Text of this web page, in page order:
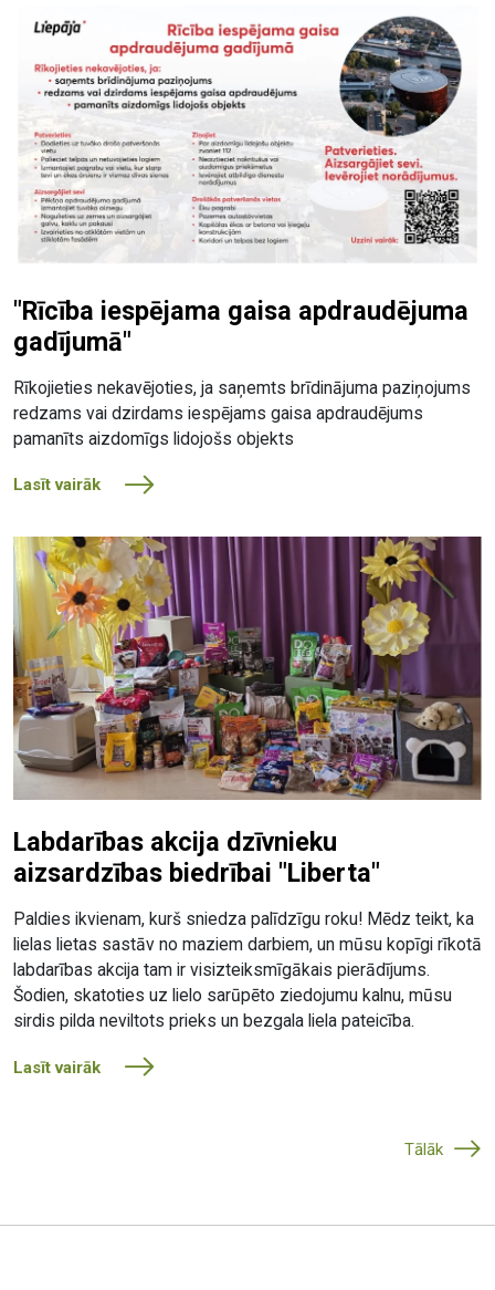
"Rīcība iespējama gaisa apdraudējuma
gadījumā"
Rīkojieties nekavējoties, ja saņemts brīdinājuma paziņojums
redzams vai dzirdams iespējams gaisa apdraudējums
pamanīts aizdomīgs lidojošs objekts
Lasīt vairāk
Labdarības akcija dzīvnieku
aizsardzības biedrībai "Liberta"
Paldies ikvienam, kurš sniedza palīdzīgu roku! Mēdz teikt, ka
lielas lietas sastāv no maziem darbiem, un mūsu kopīgi rīkotā
labdarības akcija tam ir visizteiksmīgākais pierādījums.
Šodien, skatoties uz lielo sarūpēto ziedojumu kalnu, mūsu
sirdis pilda neviltots prieks un bezgala liela pateicība.
Lasīt vairāk
Tālāk